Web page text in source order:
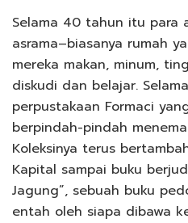
Selama 40 tahun itu para
asrama–biasanya rumah
mereka makan, minum,
diskudi dan belajar.
perpustakaan Formaci
berpindah-pindah
Koleksinya terus
Kapital sampai buku
Jagung”, sebuah buku
entah oleh siapa dibawa